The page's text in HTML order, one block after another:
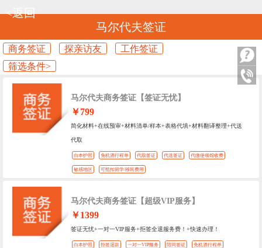
马尔代夫签证
<返回
商务签证 探亲访友
工作签证
筛选条件>
马尔代夫商务签证【签证无忧】
￥799
简化材料+在线预审+材料清单/样本+表格代填+材料翻译整理+代送
代取
白本护照 免机酒行程单 代取签证 代送签证 代缴使领馆收费
敏感地区 可抵扣留学/移民费用
马尔代夫商务签证【超级VIP服务】
￥1399
签证无忧+一对一VIP服务+拒签全退服务费！+快速办理！
白本护照 拒签退款 一对一VIP服务 陪同签证 免机酒行程单